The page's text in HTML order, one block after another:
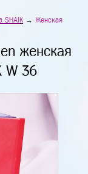
SHAIK → Женская
женская
W 36